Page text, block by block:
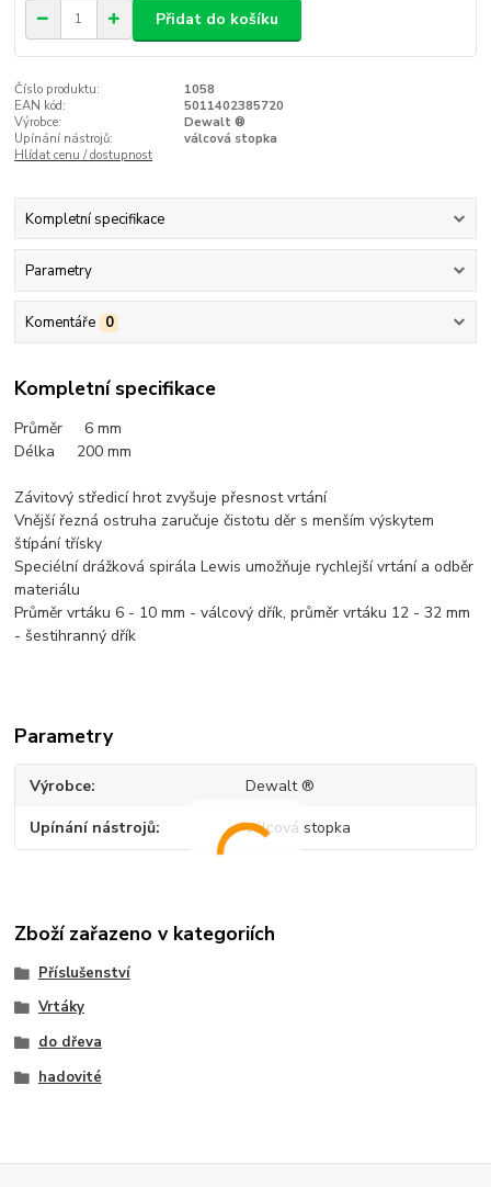
Přidat do košíku
Číslo produktu:
1058
EAN kód:
5011402385720
Výrobce:
Dewalt ®
Upínání nástrojů:
válcová stopka
Hlídat cenu / dostupnost
Kompletní specifikace
Parametry
Komentáře 0
Kompletní specifikace
Průměr 6 mm
Délka 200 mm
Závitový středicí hrot zvyšuje přesnost vrtání
Vnější řezná ostruha zaručuje čistotu děr s menším výskytem
štípání třísky
Speciélní drážková spirála Lewis umožňuje rychlejší vrtání a odběr
materiálu
Průměr vrtáku 6 - 10 mm - válcový dřík, průměr vrtáku 12 - 32 mm
- šestihranný dřík
Parametry
Výrobce Dewalt ®
Upínání nástrojů válcová stopka
Zboží zařazeno v kategoriích
Příslušenství
Vrtáky
do dřeva
hadovité